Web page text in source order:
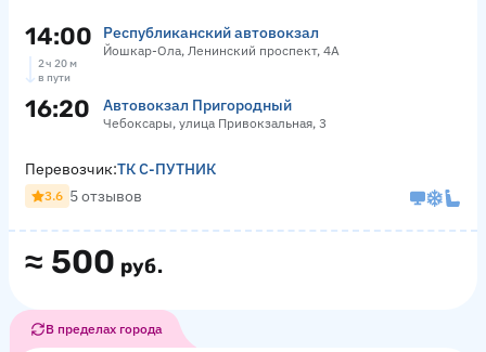
14:00 Республиканский автовокзал
Йошкар-Ола, Ленинский проспект, 4А
2 ч 20 м
в пути
16:20 Автовокзал Пригородный
Чебоксары, улица Привокзальная, 3
≈ 500 руб.
Перевозчик:ТК С-ПУТНИК
3.6 5 отзывов
В пределах города